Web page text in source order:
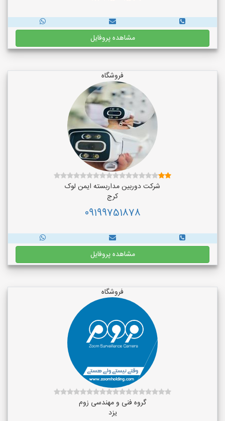
مشاهده پروفایل
فروشگاه
شرکت دوربین مداربسته ایمن لوک
کرج
09199751878
مشاهده پروفایل
فروشگاه
گروه فنی و مهندسی زوم
یزد